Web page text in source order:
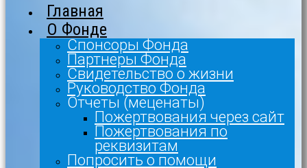
Главная
О Фонде
Спонсоры Фонда
Партнеры Фонда
Свидетельство о жизни
Руководство Фонда
Отчеты (меценаты)
Пожертвования через сайт
Пожертвования по
реквизитам
Попросить о помощи